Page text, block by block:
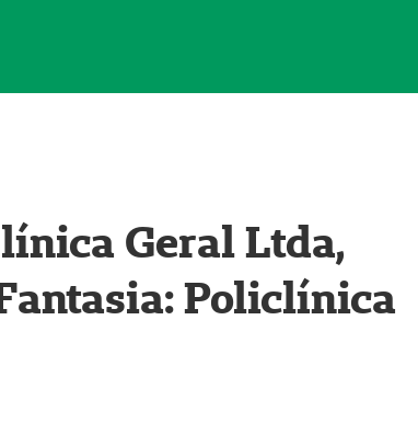
Geral Ltda,
Policlínica